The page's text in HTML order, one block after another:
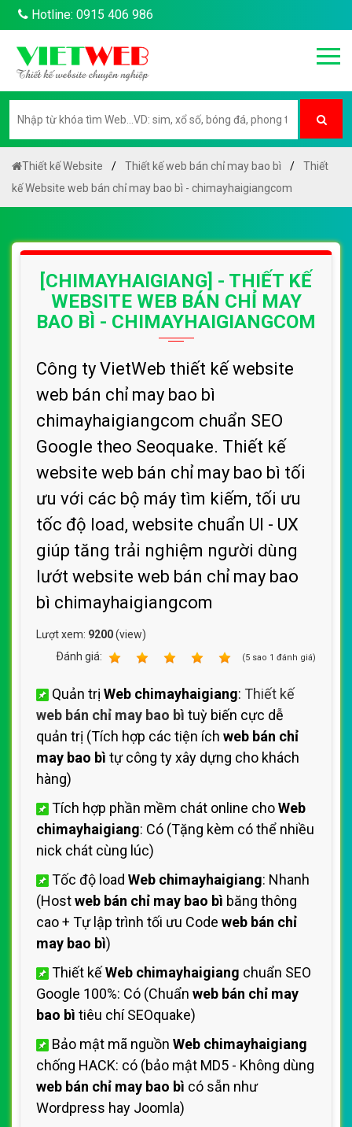
Hotline: 0915 406 986
Thiết kế Website Thiết kế web bán chỉ may bao bì
Thiết
kế Website web bán chỉ may bao bì - chimayhaigiangcom
[CHIMAYHAIGIANG] - THIẾT KẾ
WEBSITE WEB BÁN CHỈ MAY
BAO BÌ - CHIMAYHAIGIANGCOM
Công ty VietWeb thiết kế website
web bán chỉ may bao bì
chimayhaigiangcom chuẩn SEO
Google theo Seoquake. Thiết kế
website web bán chỉ may bao bì tối
ưu với các bộ máy tìm kiếm, tối ưu
tốc độ load, website chuẩn UI - UX
giúp tăng trải nghiệm người dùng
lướt website web bán chỉ may bao
bì chimayhaigiangcom
Lượt xem: 9200(view)
Ðánh giá:
(5 sao 1 đánh giá)
Quản trị Web chimayhaigiang: Thiết kế
web bán chỉ may bao bì tuỳ biến cực dễ
quản trị (Tích hợp các tiện ích web bán chỉ
may bao bì tự công ty xây dựng cho khách
hàng)
Tích hợp phần mềm chát online choWeb
chimayhaigiang: Có (Tặng kèm có thể nhiều
nick chát cùng lúc)
Tốc độ load Web chimayhaigiang: Nhanh
(Hostweb bán chỉ may bao bì băng thông
cao + Tự lập trình tối ưu Code web bán chỉ
may bao bì)
Thiết kếWeb chimayhaigiang chuẩn SEO
Google 100%: Có (Chuẩn web bán chỉ may
bao bì tiêu chí SEOquake)
Bảo mật mã nguồn Web chimayhaigiang
chống HACK: có (bảo mật MD5 - Không dùng
web bán chỉ may bao bì có sẵn như
Wordpress hay Joomla)